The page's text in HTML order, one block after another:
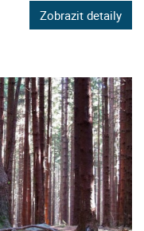
Zobrazit detaily